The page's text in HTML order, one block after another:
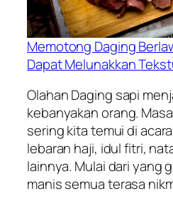
Memotong Daging
Dapat Melunakkan
Olahan Daging sapi
kebanyakan orang.
sering kita temui di
lebaran haji, idul fitri,
lainnya. Mulai dari yang
manis semua terasa